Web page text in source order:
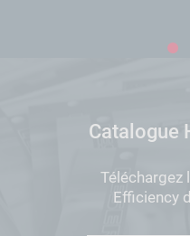
Catalogue
Téléchargez
Efficiency